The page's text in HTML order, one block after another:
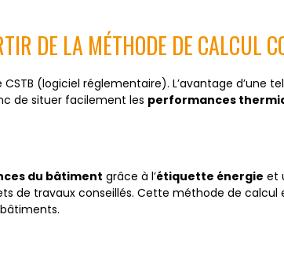
DE LA MÉTHODE DE CALCUL
(logiciel réglementaire). L’avantage d’une
de situer facilement les performances
du bâtiment grâce à l’étiquette énergie et
de travaux conseillés. Cette méthode de